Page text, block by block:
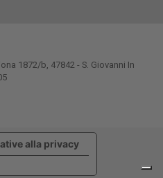
1872/b, 47842 - S. Giovanni In
alla privacy